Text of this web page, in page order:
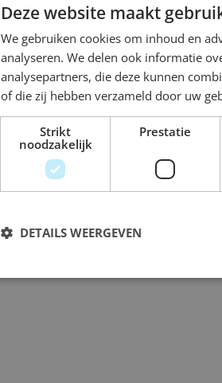
Deze website maakt
We gebruiken cookies om inhoud en
analyseren. We delen ook informatie
analysepartners, die deze kunnen
of die zij hebben verzameld door uw
Strikt
noodzakelijk
Prestatie
DETAILS WEERGEVEN